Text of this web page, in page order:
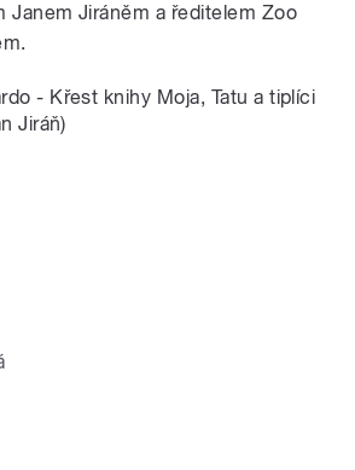
Janem Jiráněm a ředitelem Zoo
- Křest knihy Moja, Tatu a tiplíci
Jiráň)